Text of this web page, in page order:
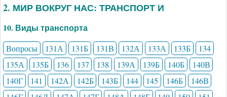
2. МИР ВОКРУГ НАС: ТРАНСПОРТ И
10. Виды транспорта
Вопросы 131А 131Б 131В 132А 133А 133Б
134
135А
135Б 136 137 138 139А 139Б 140Б
140В
140Г
141 142А 142Б 143Б 144 145 146Б
146В